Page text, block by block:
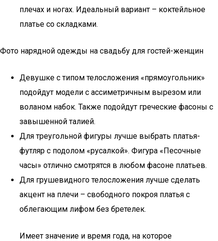
плечах и ногах. Идеальный вариант – коктейльное
платье со складками.
Фото нарядной одежды на свадьбу для гостей-женщин
Девушке с типом телосложения «прямоугольник»
подойдут модели с ассиметричным вырезом или
воланом набок. Также подойдут греческие фасоны с
завышенной талией.
Для треугольной фигуры лучше выбрать платья-
футляр с подолом «русалкой». Фигура «Песочные
часы» отлично смотрятся в любом фасоне платьев.
Для грушевидного телосложения лучше сделать
акцент на плечи – свободного покроя платья с
облегающим лифом без бретелек.
Имеет значение и время года, на которое